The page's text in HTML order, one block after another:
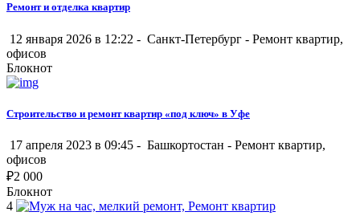
Ремонт и отделка квартир
12 января 2026 в 12:22 - Санкт-Петербург - Ремонт квартир,
офисов
Блокнот
Строительство и ремонт квартир «под ключ» в Уфе
17 апреля 2023 в 09:45 - Башкортостан - Ремонт квартир,
офисов
₽2 000
Блокнот
4